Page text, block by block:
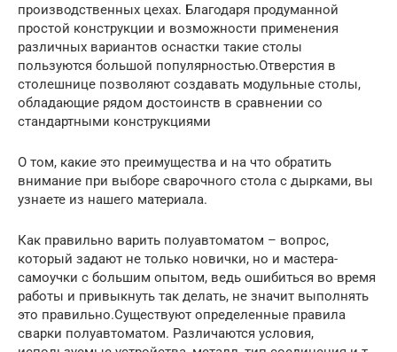
производственных цехах. Благодаря продуманной
простой конструкции и возможности применения
различных вариантов оснастки такие столы
пользуются большой популярностью.Отверстия в
столешнице позволяют создавать модульные столы,
обладающие рядом достоинств в сравнении со
стандартными конструкциями
О том, какие это преимущества и на что обратить
внимание при выборе сварочного стола с дырками, вы
узнаете из нашего материала.
Как правильно варить полуавтоматом – вопрос,
который задают не только новички, но и мастера-
самоучки с большим опытом, ведь ошибиться во время
работы и привыкнуть так делать, не значит выполнять
это правильно.Существуют определенные правила
сварки полуавтоматом. Различаются условия,